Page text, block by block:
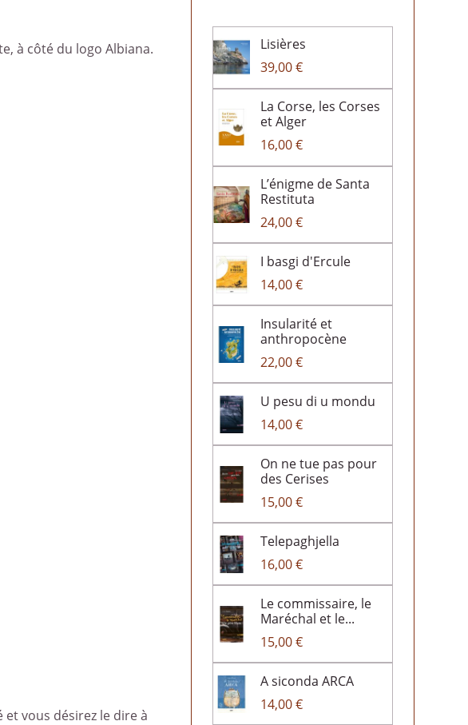
à côté du logo Albiana.
vous désirez le dire à
Lisières
39,00 €
La Corse, les Corses
et Alger
16,00 €
L’énigme de Santa
Restituta
24,00 €
I basgi d'Ercule
14,00 €
Insularité et
anthropocène
22,00 €
U pesu di u mondu
14,00 €
On ne tue pas pour
des Cerises
15,00 €
Telepaghjella
16,00 €
Le commissaire, le
Maréchal et le...
15,00 €
A siconda ARCA
14,00 €